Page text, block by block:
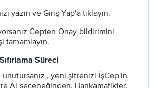
yazın ve Giriş Yap'a tıklayın.
Cepten Onay bildirimini
tamamlayın.
Süreci
, yeni şifrenizi İşCep'in
Al seçeneğinden, Bankamatikler,